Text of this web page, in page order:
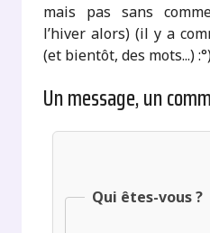
mais pas sans
l’hiver alors) (il y a
(et bientôt, des mots...)
Un message, un
Qui êtes-vous ?